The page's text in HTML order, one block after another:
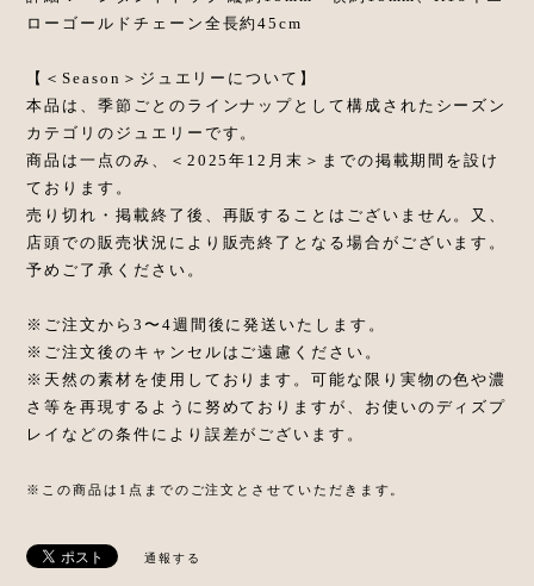
ローゴールドチェーン全長約45cm
【＜Season＞ジュエリーについて】
本品は、季節ごとのラインナップとして構成されたシーズン
カテゴリのジュエリーです。
商品は一点のみ、＜2025年12月末＞までの掲載期間を設け
ております。
売り切れ・掲載終了後、再販することはございません。又、
店頭での販売状況により販売終了となる場合がございます。
予めご了承ください。
※ご注文から3〜4週間後に発送いたします。
※ご注文後のキャンセルはご遠慮ください。
※天然の素材を使用しております。可能な限り実物の色や濃
さ等を再現するように努めておりますが、お使いのディズプ
レイなどの条件により誤差がございます。
※この商品は1点までのご注文とさせていただきます。
通報する